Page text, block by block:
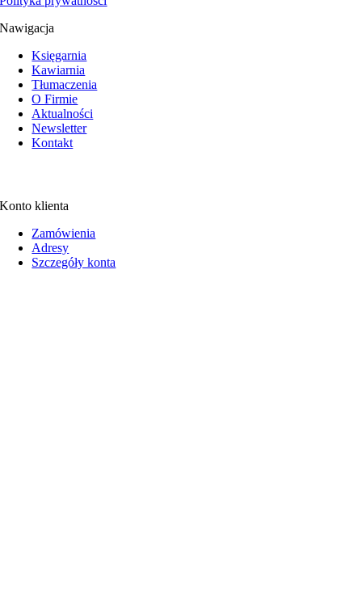
Nawigacja
Księgarnia
Kawiarnia
Tłumaczenia
O Firmie
Aktualności
Newsletter
Kontakt
Konto klienta
Zamówienia
Adresy
Szczegóły konta